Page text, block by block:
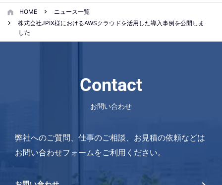
HOME
ニュース一覧
株式会社JPIX様におけるAWSクラウドを活用した導入事例を公開しま
した
Contact
お問い合わせ
弊社へのご質問、仕事のご相談、お見積の依頼などは
お問い合わせフォームをご利用ください。